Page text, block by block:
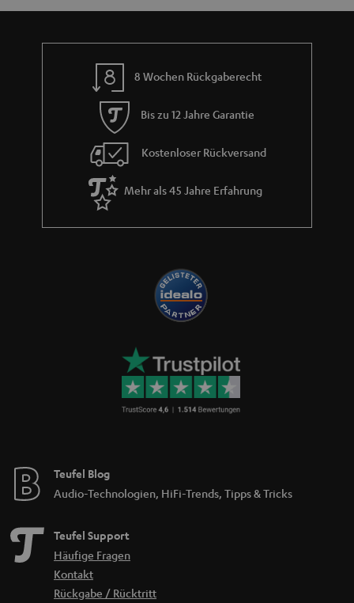
r
a
n
8 Wochen Rückgaberecht
Bis zu 12 Jahre Garantie
Kostenloser Rückversand
Mehr als 45 Jahre Erfahrung
Teufel Blog
Audio-Technologien, HiFi-Trends, Tipps & Tricks
Teufel Support
Häufige Fragen
Kontakt
Rückgabe / Rücktritt